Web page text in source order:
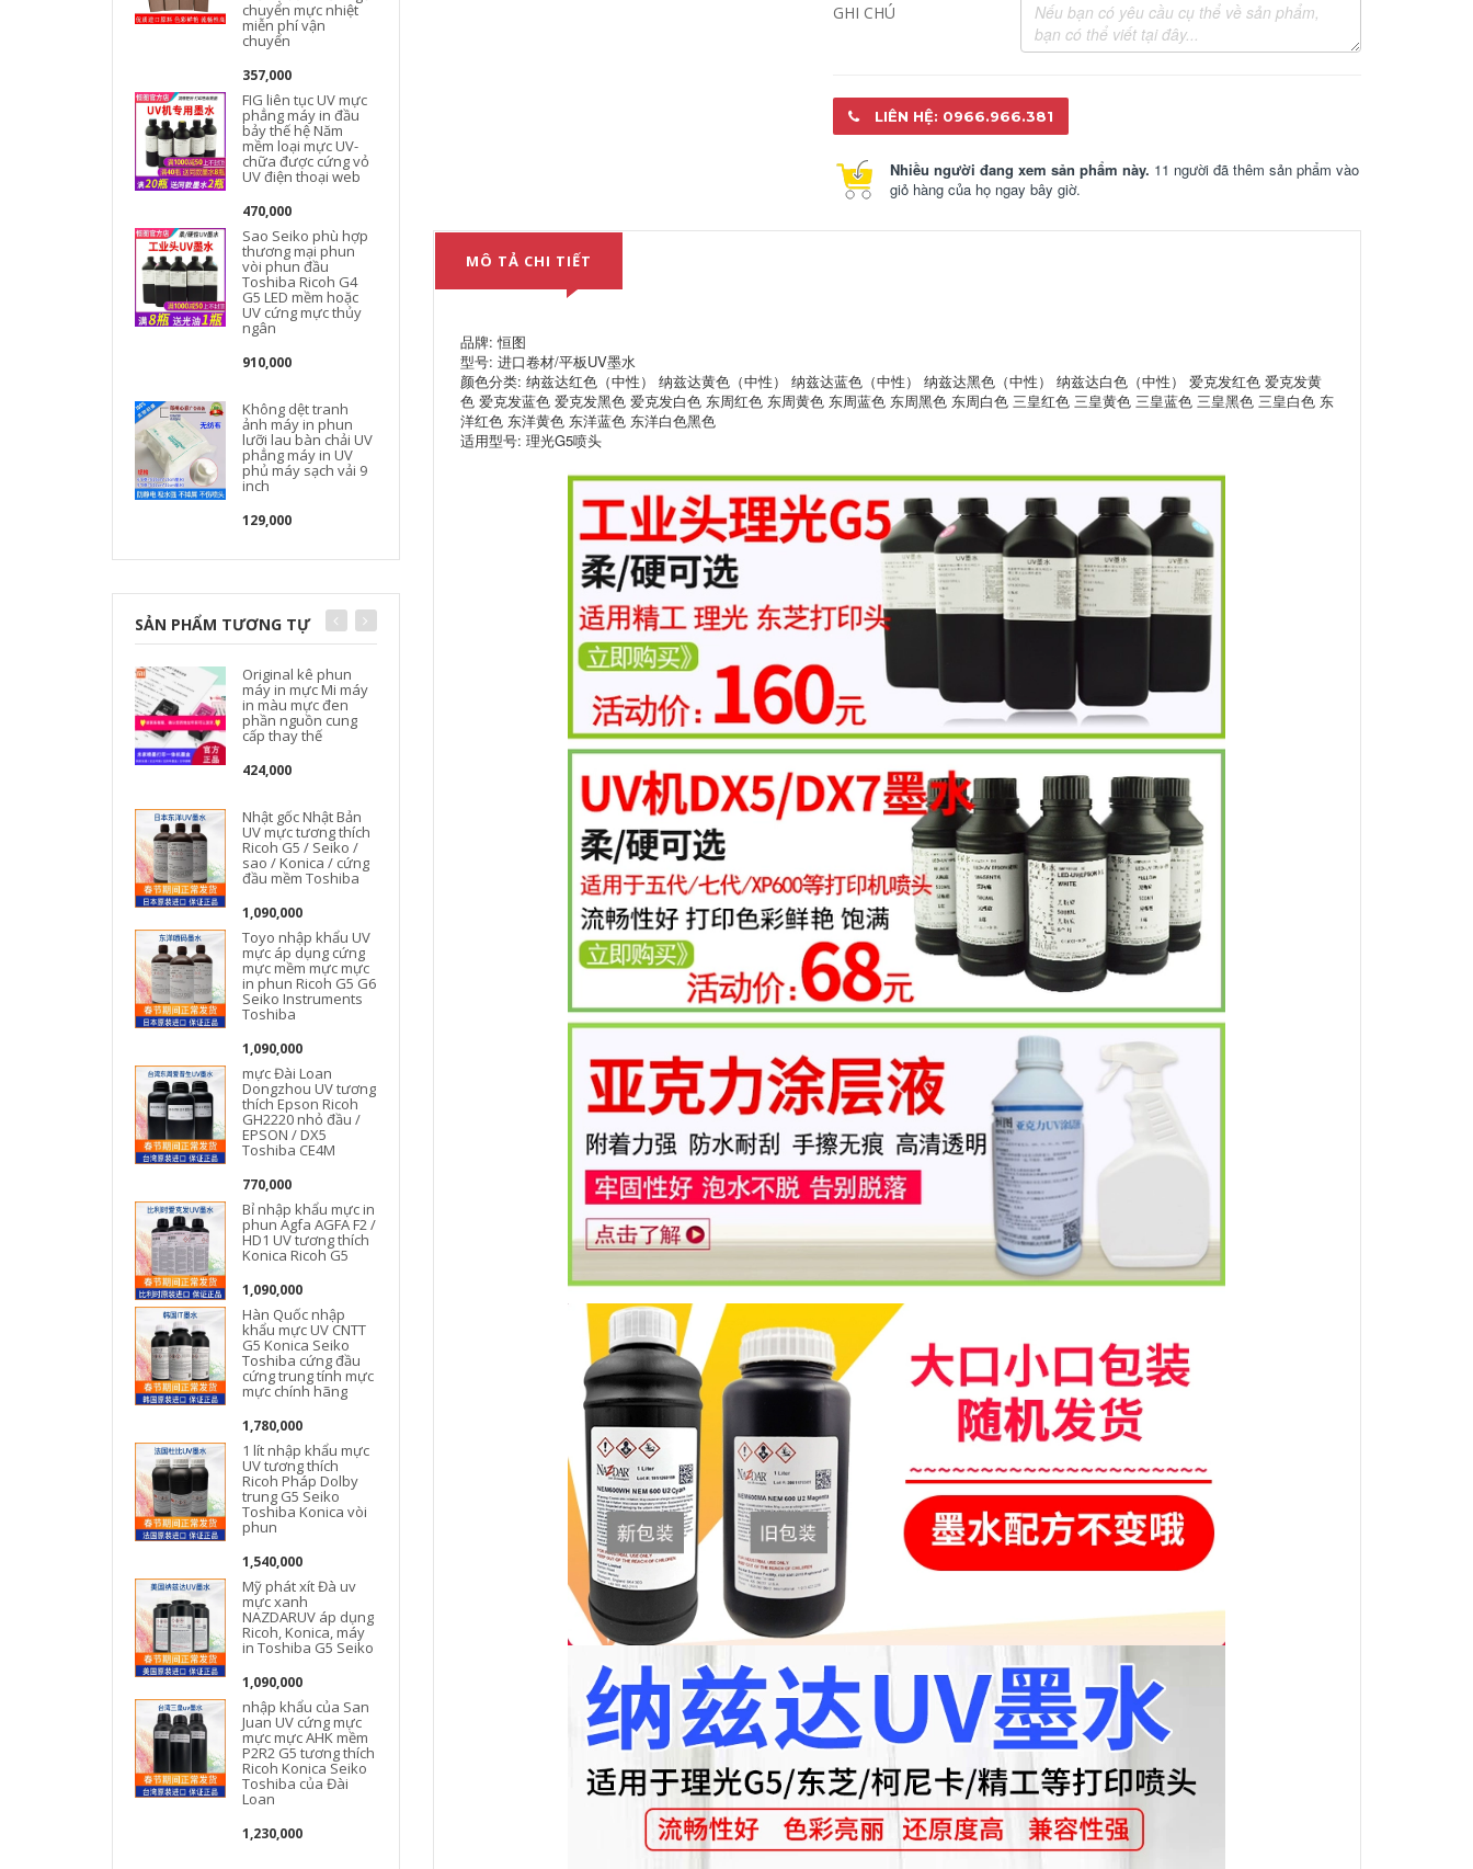
chuyển mực nhiệt
miễn phí vận
chuyển
357,000
FIG liên tục UV mực
phẳng máy in đầu
bảy thế hệ Năm
mềm loại mực UV-
chữa được cứng vỏ
UV điện thoại web
470,000
Sao Seiko phù hợp
thương mại phun
vòi phun đầu
Toshiba Ricoh G4
G5 LED mềm hoặc
UV cứng mực thủy
ngân
910,000
Không dệt tranh
ảnh máy in phun
lưỡi lau bàn chải UV
phẳng máy in UV
phủ máy sạch vải 9
inch
129,000
9-inch không dệt vải
183,000
được gắn vào lớp
phủ mực UV lỏng
phủ lỏng kính
Acrylic phủ vận
chuyển kim loại lỏng
674,000
thẳng / Y loại đầu
chiều của dây ngoài
FIG áp điện liên tục
nước Phụ kiện tranh
uv lớp phủ được
đầu in kim loại dấu
vết sơn kim loại
SẢN PHẨM TƯƠNG TỰ
Original kê phun
máy in mực Mi máy
in màu mực đen
phần nguồn cung
cấp thay thế
424,000
Nhật gốc Nhật Bản
UV mực tương thích
Ricoh G5 / Seiko /
sao / Konica / cứng
đầu mềm Toshiba
1,090,000
Toyo nhập khẩu UV
mực áp dụng cứng
mực mềm mực mực
in phun Ricoh G5 G6
Seiko Instruments
Toshiba
1,090,000
mực Đài Loan
Dongzhou UV tương
thích Epson Ricoh
GH2220 nhỏ đầu /
EPSON / DX5
Toshiba CE4M
770,000
Bỉ nhập khẩu mực in
phun Agfa AGFA F2 /
HD1 UV tương thích
Konica Ricoh G5
1,090,000
Hàn Quốc nhập
khẩu mực UV CNTT
G5 Konica Seiko
Toshiba cứng đầu
cứng trung tính mực
mực chính hãng
1,780,000
1 lít nhập khẩu mực
UV tương thích
Ricoh Pháp Dolby
trung G5 Seiko
Toshiba Konica vòi
phun
1,540,000
Mỹ phát xít Đà uv
mực xanh
NAZDARUV áp dụng
Ricoh, Konica, máy
in Toshiba G5 Seiko
1,090,000
nhập khẩu của San
Juan UV cứng mực
mực mực AHK mềm
P2R2 G5 tương thích
Ricoh Konica Seiko
Toshiba của Đài
Loan
1,230,000
Tây Ban Nha nhập
hóa áp dụng Ricoh,
Konica, Toshiba G5
Stars uv mực máy in
Đài Loan nhập khẩu
Dongzhou UV mực
thích hợp cho tấm
flexographic Ricoh
Epson máy in mực
mực uv uv nhạt
phẳng mực máy in
dụng Seiko Epson
Đối với nhỏ G5G6
nước Ricoh GH2220
/ bán 1201 / G5IUV
minh bạch UV mực
Nhỏ đặc biệt đầu
mực Ricoh GH2220
Ricoh nhỏ trong
suốt UV sơn mực UV
mực Mỹ phát xít Đà
uv HD trung lập đầu
in G5i nhập khẩu
nguyên liệu uv mực
Banner Máy thăng
hoa mực phù hợp
cho mực chuyển
nhiệt mực đầu 5113
chuyển chuột pad
vận chuyển FCL
Nhiệt chuyển máy
biểu ngữ mực áp
dụng cho Năm áp
điện đầu tiên bảy
thế hệ đầu biểu ngữ
FIG liên tục UV mực
phẳng máy in đầu
mềm loại mực UV-
Không dệt tranh
ảnh máy in phun
lưỡi lau bàn chải UV
phẳng máy in UV
phủ máy sạch vải 9
inch
129,000
lớp phủ bám dính
lớp phủ lỏng uv vận
chuyển kim loại
đầu máy in uv làm
sạch bảo trì chất
lỏng Wan Rita Seiko
Konica Ricoh tablet
vận chuyển chất
417,000
Đối với máy in phun
UV mực máy in nối
ống lắp cắm ảnh cho
qua-Y-fitting nối
93,000
Máy in đầu miếng
phun đầu vải UV
183,000
UV phẳng máy in
được gắn vào lớp
phủ mực UV lỏng
phủ lỏng kính
Acrylic phủ vận
674,000
UV phẳng máy in túi
mực bằng hình ảnh
túi mực 5 lít
Epristeride hệ vòi
phun mực UV phụ
kiện máy in túi web
111,000
sơn in FIG đã liên
tục uv acrylic kính
ngói kim loại điện
thoại vỏ trong suốt
xanh dấu vết bám
dính mạnh
192,000
máy in mực UV
tranh ảnh núm vú /
thẳng / Y loại đầu
nối phích cắm ba
chiều của dây ngoài
ăn mòn dây
93,000
GHI CHÚ
LIÊN HỆ: 0966.966.381
Nhiều người đang xem sản phẩm này. 11 người đã thêm sản phẩm vào
giỏ hàng của họ ngay bây giờ.
MÔ TẢ CHI TIẾT
品牌: 恒图
型号: 进口卷材/平板UV墨水
颜色分类: 纳兹达红色（中性） 纳兹达黄色（中性） 纳兹达蓝色（中性） 纳兹达黑色（中性） 纳兹达白色（中性） 爱克发红色 爱克发黄
色 爱克发蓝色 爱克发黑色 爱克发白色 东周红色 东周黄色 东周蓝色 东周黑色 东周白色 三皇红色 三皇黄色 三皇蓝色 三皇黑色 三皇白色 东
洋红色 东洋黄色 东洋蓝色 东洋白色黑色
适用型号: 理光G5喷头